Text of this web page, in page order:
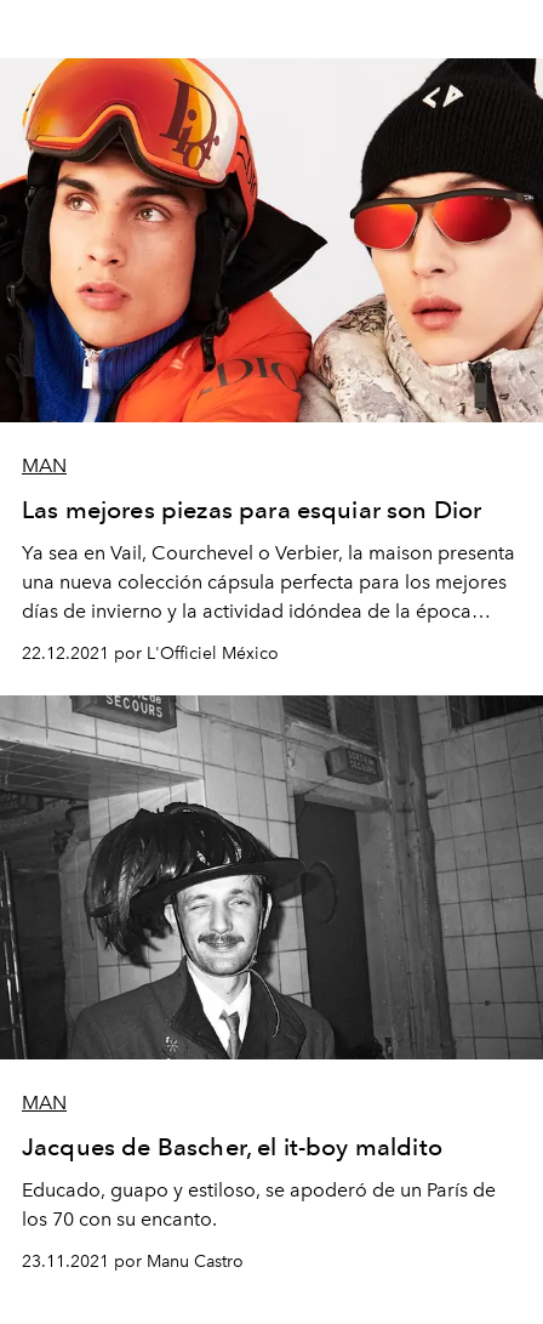
MAN
Las mejores piezas para esquiar son Dior
Ya sea en Vail, Courchevel o Verbier, la maison presenta
una nueva colección cápsula perfecta para los mejores
días de invierno y la actividad idóndea de la época
22.12.2021 por L'Officiel México
MAN
Jacques de Bascher, el it-boy maldito
Educado, guapo y estiloso, se apoderó de un París de
los 70 con su encanto.
23.11.2021 por Manu Castro